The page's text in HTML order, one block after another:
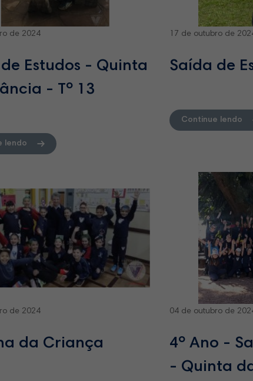
de 2024
Estudos - Quinta
- Tº 13
lendo
17 de outubro de
Saída de
Continue lendo
de 2024
da Criança
04 de outubro de
4º Ano -
- Quinta